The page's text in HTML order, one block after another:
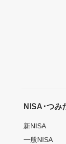
NISA･つみ
新NISA
一般NISA